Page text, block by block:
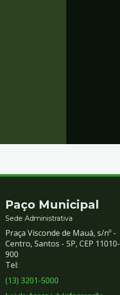
Contato
e
Redes
Sociais
Paço Municipal
Sede Administrativa
Praça Visconde de Mauá, s/nº -
Centro, Santos - SP, CEP 11010-
900
Tel:
(13) 3201-5000